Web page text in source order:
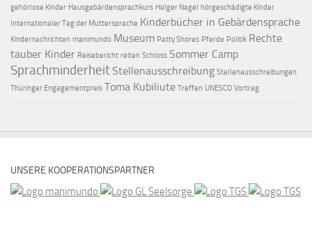
gehörlose Kinder Hausgebärdensprachkurs Holger Nagel hörgeschädigte Kinder
Internationaler Tag der Muttersprache Kinderbücher in Gebärdensprache
Kindernachrichten manimundo Museum Patty Shores Pferde Politik Rechte
tauber Kinder Reisebericht reiten Schloss Sommer Camp
Sprachminderheit Stellenausschreibung Stellenausschreibungen
Thüringer Engagementpreis Toma Kubiliute Treffen UNESCO Vortrag
UNSERE KOOPERATIONSPARTNER